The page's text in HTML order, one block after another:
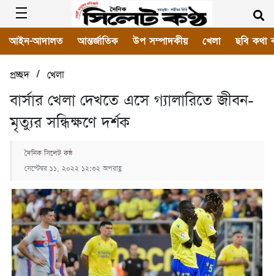
আইন-আদালত আন্তর্জাতিক উপ সম্পাদকীয় খেলা ছবি কথা
প্রচ্ছদ/ খেলা
বার্সার খেলা দেখতে এসে গ্যালারিতে জীবন-
মৃত্যুর সন্ধিক্ষণে দর্শক
দৈনিক সিলেট কন্ঠ
সেপ্টেম্বর ১১, ২০২২ ১২:৩২ অপরাহ্ণ